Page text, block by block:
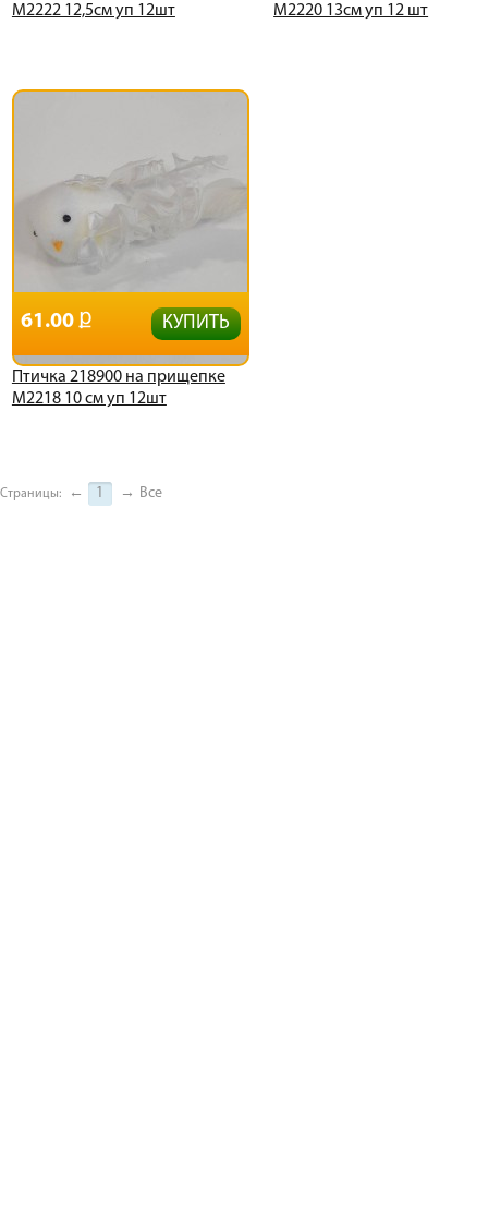
М2222 12,5см уп 12шт
М2220 13см уп 12 шт
Птичка 218900 на прищепке
М2218 10 см уп 12шт
61.00 КУПИТЬ
Страницы: ← 1 → Все